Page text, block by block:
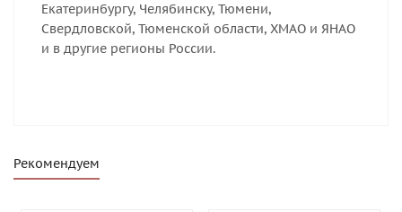
Екатеринбургу, Челябинску, Тюмени,
Свердловской, Тюменской области, ХМАО и ЯНАО
и в другие регионы России.
Рекомендуем